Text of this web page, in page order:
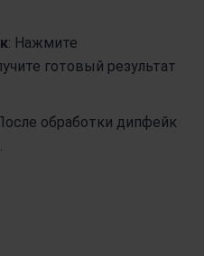
: Нажмите
готовый результат
обработки дипфейк